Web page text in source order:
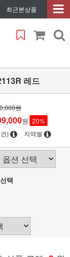
최근본상품
레드
원
원 20%
) 지역별
택